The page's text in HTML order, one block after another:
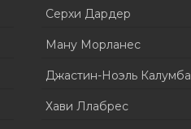
Серхи Дардер
Ману Морланес
Джастин-Ноэль Калумба
Хави Ллабрес